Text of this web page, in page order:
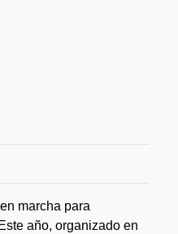
marcha para
año, organizado en